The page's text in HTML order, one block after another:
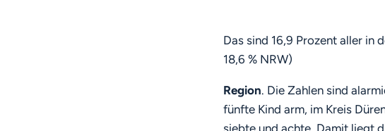
Das sind 16,9 Prozent aller in
18,6 % NRW)
Region. Die Zahlen sind
fünfte Kind arm, im Kreis